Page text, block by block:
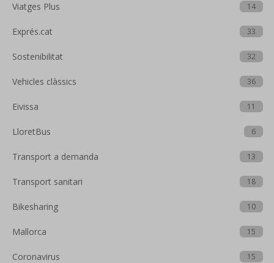
Viatges Plus 14
Exprés.cat 33
Sostenibilitat 32
Vehicles clàssics 36
Eivissa 11
LloretBus 6
Transport a demanda 13
Transport sanitari 18
Bikesharing 10
Mallorca 15
Coronavirus 15